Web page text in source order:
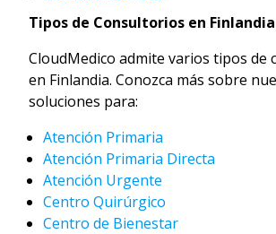
Tipos de Consultorios en Finlandia
CloudMedico admite varios tipos de
en Finlandia. Conozca más sobre
soluciones para:
Atención Primaria
Atención Primaria Directa
Atención Urgente
Centro Quirúrgico
Centro de Bienestar